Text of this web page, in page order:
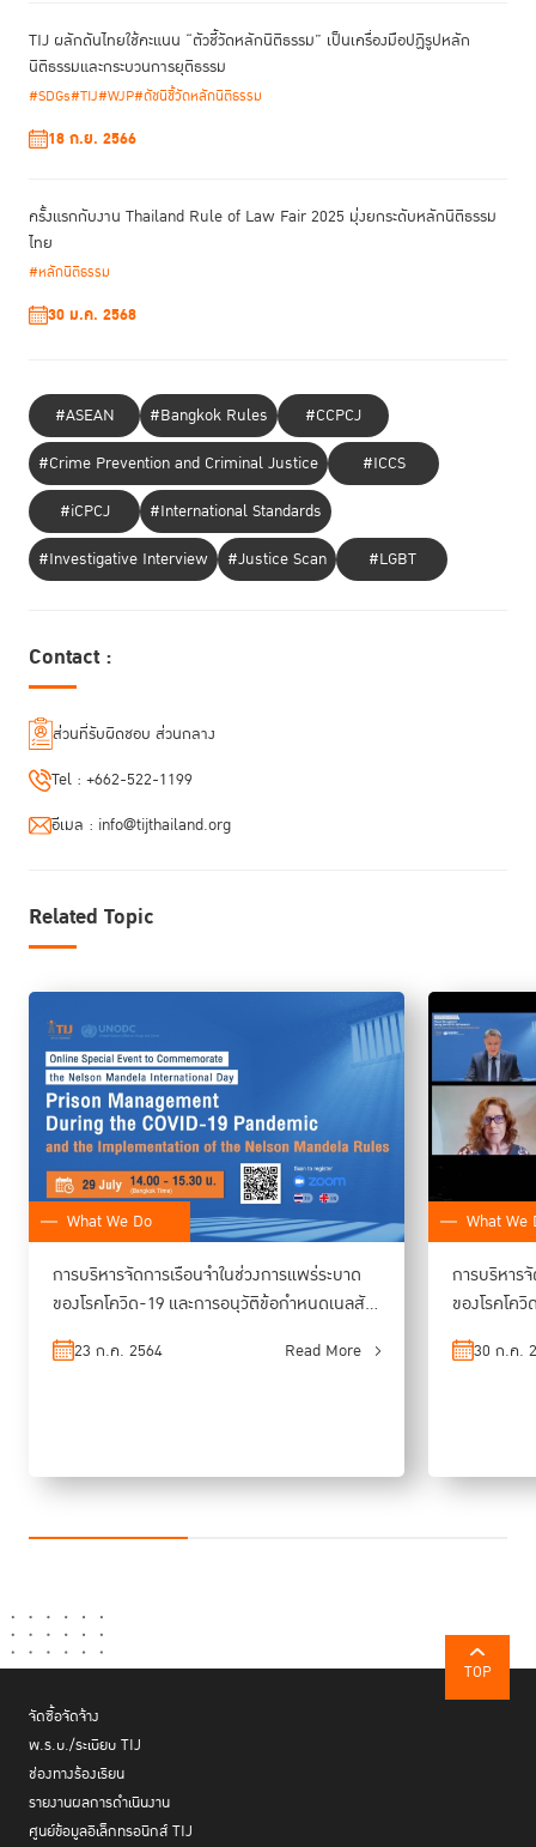
TIJ ผลักดันไทยใช้คะแนน “ตัวชี้วัดหลักนิติธรรม” เป็นเครื่องมือปฏิรูปหลัก
นิติธรรมและกระบวนการยุติธรรม
#SDGs#TIJ#WJP#ดัชนีชี้วัดหลักนิติธรรม
18 ก.ย. 2566
ครั้งแรกกับงาน Thailand Rule of Law Fair 2025 มุ่งยกระดับหลักนิติธรรม
ไทย
#หลักนิติธรรม
30 ม.ค. 2568
#ASEAN #Bangkok Rules
#CCPCJ
#Crime Prevention and Criminal Justice
#ICCS
#iCPCJ
#International Standards
#Investigative Interview
#Justice Scan #LGBT
Contact :
ส่วนที่รับผิดชอบ ส่วนกลาง
Tel : +662-522-1199
อีเมล : info@tijthailand.org
Related Topic
What We Do
การบริหารจัดการเรือนจำในช่วงการแพร่ระบาด
ของโรคโควิด-19 และการอนุวัติข้อกำหนดเนลสัน
แมนเดลา
23 ก.ค. 2564 Read More
What We
การบริหาร
ของโรคโควิด–19 และการอนุวัติ
ลา
30 ก.ค.
TOP
จัดซื้อจัดจ้าง
พ.ร.บ./ระเบียบ TIJ
ช่องทางร้องเรียน
รายงานผลการดำเนินงาน
ศูนย์ข้อมูลอิเล็กทรอนิกส์ TIJ